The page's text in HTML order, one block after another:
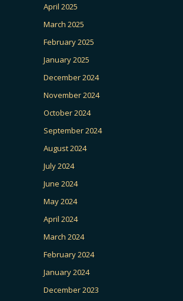
April 2025
March 2025
February 2025
January 2025
December 2024
November 2024
October 2024
September 2024
August 2024
July 2024
June 2024
May 2024
April 2024
March 2024
February 2024
January 2024
December 2023